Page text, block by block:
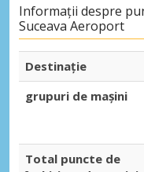
Informații despre
Suceava Aeroport
Destinaţie
grupuri de mașini
Total puncte de